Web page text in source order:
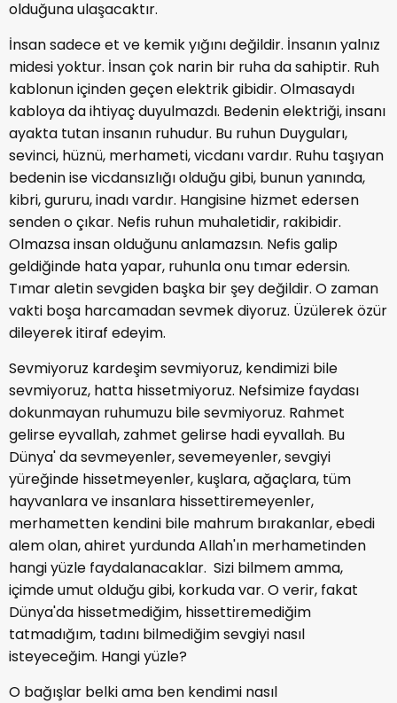
olduğuna ulaşacaktır.
İnsan sadece et ve kemik yığını değildir. İnsanın yalnız
midesi yoktur. İnsan çok narin bir ruha da sahiptir. Ruh
kablonun içinden geçen elektrik gibidir. Olmasaydı
kabloya da ihtiyaç duyulmazdı. Bedenin elektriği, insanı
ayakta tutan insanın ruhudur. Bu ruhun Duyguları,
sevinci, hüznü, merhameti, vicdanı vardır. Ruhu taşıyan
bedenin ise vicdansızlığı olduğu gibi, bunun yanında,
kibri, gururu, inadı vardır. Hangisine hizmet edersen
senden o çıkar. Nefis ruhun muhaletidir, rakibidir.
Olmazsa insan olduğunu anlamazsın. Nefis galip
geldiğinde hata yapar, ruhunla onu tımar edersin.
Tımar aletin sevgiden başka bir şey değildir. O zaman
vakti boşa harcamadan sevmek diyoruz. Üzülerek özür
dileyerek itiraf edeyim.
Sevmiyoruz kardeşim sevmiyoruz, kendimizi bile
sevmiyoruz, hatta hissetmiyoruz. Nefsimize faydası
dokunmayan ruhumuzu bile sevmiyoruz. Rahmet
gelirse eyvallah, zahmet gelirse hadi eyvallah. Bu
Dünya' da sevmeyenler, sevemeyenler, sevgiyi
yüreğinde hissetmeyenler, kuşlara, ağaçlara, tüm
hayvanlara ve insanlara hissettiremeyenler,
merhametten kendini bile mahrum bırakanlar, ebedi
alem olan, ahiret yurdunda Allah'ın merhametinden
hangi yüzle faydalanacaklar. Sizi bilmem amma,
içimde umut olduğu gibi, korkuda var. O verir, fakat
Dünya'da hissetmediğim, hissettiremediğim
tatmadığım, tadını bilmediğim sevgiyi nasıl
isteyeceğim. Hangi yüzle?
O bağışlar belki ama ben kendimi nasıl